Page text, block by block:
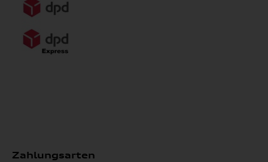
Zahlungsarten